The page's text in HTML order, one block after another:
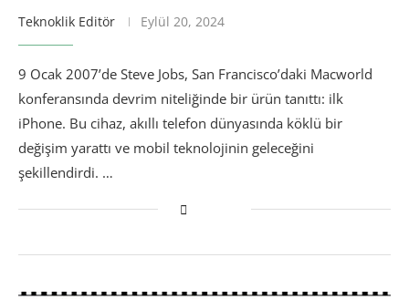
Teknoklik Editör Eylül 20, 2024
9 Ocak 2007’de Steve Jobs, San Francisco’daki Macworld
konferansında devrim niteliğinde bir ürün tanıttı: ilk
iPhone. Bu cihaz, akıllı telefon dünyasında köklü bir
değişim yarattı ve mobil teknolojinin geleceğini
şekillendirdi. …